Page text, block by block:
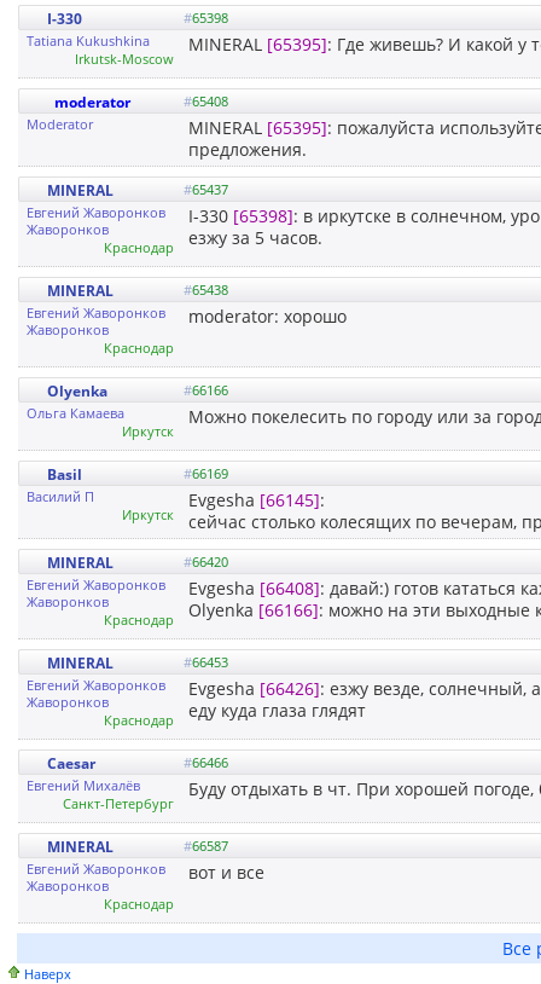
I-330 #65398
Tatiana Kukushkina
Irkutsk-Moscow
MINERAL [65395]: Где живешь? И какой у
moderator #65408
Moderator
MINERAL [65395]: пожалуйста
предложения.
MINERAL #65437
Евгений Жаворонков
Жаворонков
Краснодар
I-330 [65398]: в иркутске в солнечном,
езжу за 5 часов.
MINERAL #65438
Евгений Жаворонков
Жаворонков
Краснодар
moderator: хорошо
Olyenka #66166
Ольга Камаева
Иркутск
Можно покелесить по городу или за
Basil #66169
Василий П
Иркутск
Evgesha [66145]:
сейчас столько колесящих по вечерам,
MINERAL #66420
Евгений Жаворонков
Жаворонков
Краснодар
Evgesha [66408]: давай:) готов кататься
Olyenka [66166]: можно на эти выходные
MINERAL #66453
Евгений Жаворонков
Жаворонков
Краснодар
Evgesha [66426]: езжу везде, солнечный,
еду куда глаза глядят
Caesar #66466
Евгений Михалёв
Санкт-Петербург
Буду отдыхать в чт. При хорошей
MINERAL #66587
Евгений Жаворонков
Жаворонков
Краснодар
вот и все
Все
Наверх